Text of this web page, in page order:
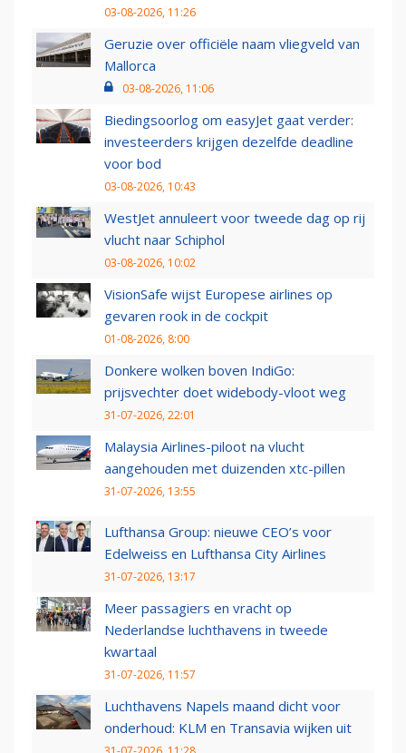
03-08-2026, 11:26
Geruzie over officiële naam vliegveld van
Mallorca
03-08-2026, 11:06
Biedingsoorlog om easyJet gaat verder:
investeerders krijgen dezelfde deadline
voor bod
03-08-2026, 10:43
WestJet annuleert voor tweede dag op rij
vlucht naar Schiphol
03-08-2026, 10:02
VisionSafe wijst Europese airlines op
gevaren rook in de cockpit
01-08-2026, 8:00
Donkere wolken boven IndiGo:
prijsvechter doet widebody-vloot weg
31-07-2026, 22:01
Malaysia Airlines-piloot na vlucht
aangehouden met duizenden xtc-pillen
31-07-2026, 13:55
Lufthansa Group: nieuwe CEO’s voor
Edelweiss en Lufthansa City Airlines
31-07-2026, 13:17
Meer passagiers en vracht op
Nederlandse luchthavens in tweede
kwartaal
31-07-2026, 11:57
Luchthavens Napels maand dicht voor
onderhoud: KLM en Transavia wijken uit